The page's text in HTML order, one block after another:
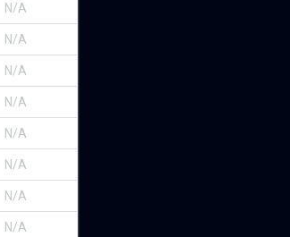
N/A
N/A
N/A
N/A
N/A
N/A
N/A
N/A